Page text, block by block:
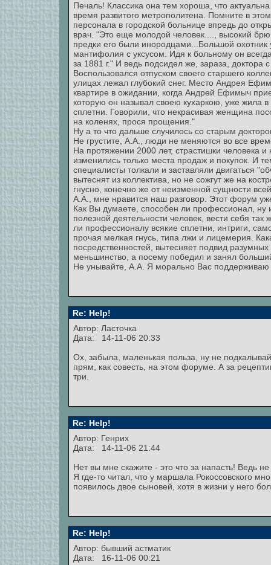
Печаль! Классика она тем хороша, что
время развитого метрополитена. Помните в
персонала в городской больнице впредь до
врач. "Это еще молодой человек...., высокий
предки его были инородцами...Большой охотник
мантифолия с уксусом. Идя к больному он
за 1881 г." И ведь подсидел же, зараза,
Воспользовался отпуском своего старшего
улицах лежал глубокий снег. Место Андрея
квартире в ожидании, когда Андрей Ефимыч
которую он называл своею кухаркою, уже жила
сплетни. Говорили, что некрасивая женщина
на коленях, прося прощения."
Ну а то что дальше случилось со старым
Не грустите, А.А., люди не меняются во все
На протяжении 2000 лет, страстишки человека
изменились только места продаж и покупок. И
специалисты толкали и заставляли двигаться
вытеснят из коллектива, но не сожгут же на
гнусно, конечно же от неизменной сущности
А.А., мне нравится наш разговор. Этот форум
Как Вы думаете, способен ли профессионал, ну
полезной деятельности человек, вести себя
ли профессионалу всякие сплетни, интриги,
прочая мелкая гнусь, типа лжи и лицемерия.
посредственностей, вытесняет подвид
меньшинство, а посему победил и занял
Не унывайте, А.А. Я морально Вас
Re: Help!
Автор: Ласточка
Дата: 14-11-06 20:33
Ох, забыла, маленькая польза, ну не
прям, как совесть, на этом форуме. А за
три.
Re: Help!
Автор: Генрих
Дата: 14-11-06 21:44
Нет вы мне скажите - это что за напасть! Ведь
Я где-то читал, что у маршала Рокоссовского
появилось двое сыновей, хотя в жизни у него
Re: Help!
Автор: бывший астматик
Дата: 16-11-06 00:21